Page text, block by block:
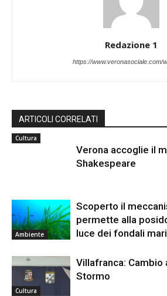
Redazione 1
https://www.veronasociale.com/
ARTICOLI CORRELATI
Cultura
Verona accoglie il
Shakespeare
Ambiente
Scoperto il
permette alla
luce dei fondali
Cultura
Villafranca: Cambio
Stormo